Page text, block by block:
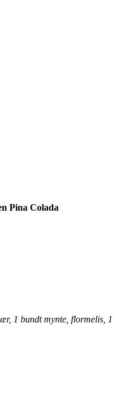
Pina Colada
1 bundt mynte, flormelis, 1